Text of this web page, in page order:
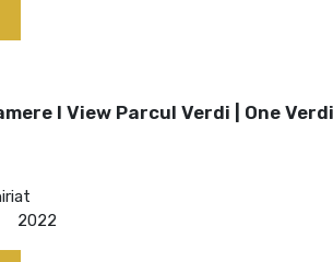
I View Parcul Verdi | One Verdi
2022